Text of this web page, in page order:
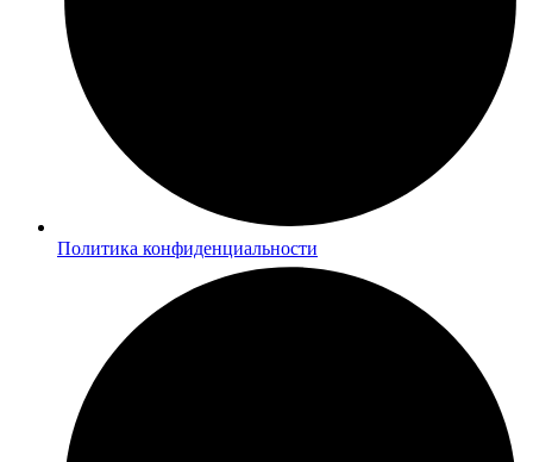
Политика конфиденциальности